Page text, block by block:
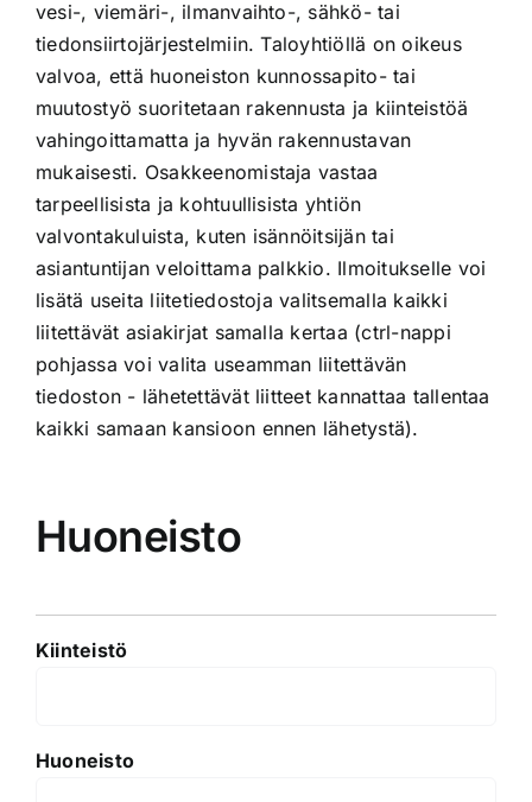
vesi-, viemäri-, ilmanvaihto-, sähkö- tai
tiedonsiirtojärjestelmiin. Taloyhtiöllä on oikeus
valvoa, että huoneiston kunnossapito- tai
muutostyö suoritetaan rakennusta ja kiinteistöä
vahingoittamatta ja hyvän rakennustavan
mukaisesti. Osakkeenomistaja vastaa
tarpeellisista ja kohtuullisista yhtiön
valvontakuluista, kuten isännöitsijän tai
asiantuntijan veloittama palkkio. Ilmoitukselle voi
lisätä useita liitetiedostoja valitsemalla kaikki
liitettävät asiakirjat samalla kertaa (ctrl-nappi
pohjassa voi valita useamman liitettävän
tiedoston - lähetettävät liitteet kannattaa tallentaa
kaikki samaan kansioon ennen lähetystä).
Huoneisto
Kiinteistö
Huoneisto